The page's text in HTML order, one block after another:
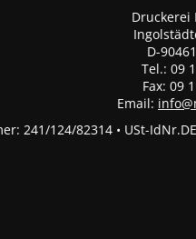
Druckerei
D-
Tel.: 09
Fax: 09
Email:
241/124/82314 • USt-